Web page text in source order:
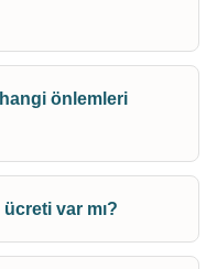
önlemleri
ücreti var mı?